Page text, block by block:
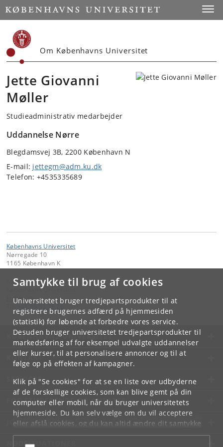
Samtykke til brug af cookies
Universitetet bruger tredjepartsprodukter til at
registrere brugernes adfærd på hjemmesiden
(statistik) for løbende at forbedre vores service.
Desuden bruger universitetet tredjepartsprodukter til
markedsføring af for eksempel udvalgte uddannelser
eller kurser, til at personalisere annoncer og til at
følge op på effekten af kampagner.
Klik på "Se cookies" for at se en liste over udbyderne
af de forskellige cookies, som kan blive gemt på din
computer eller mobil, når du bruger universitetets
hjemmeside. Du kan selv vælge om du vil acceptere
eller afslå cookies, og du kan altid ændre dit samtykke
underCookie- og privatlivspolitiksom du finder i
bunden af hver side.
Start
Om Københavns Universitet
Jette Giovanni
Møller
Studieadministrativ medarbejder
Uddannelse Nørre
Blegdamsvej 3B, 2200 København N
E-mail: jettegm@adm.ku.dk
Telefon: +4535335689
Københavns Universitet
Nørregade 10
1165 København K
Kontakt:
Københavns Universitet
@ku.dk
KØBENHAVNS UNIVERSITET
KONTAKT
SERVICES
FOR STUDERENDE OG ANSATTE
JOB OG KARRIERE
NØDSITUATIONER